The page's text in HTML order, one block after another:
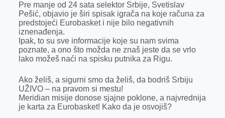
Pre manje od 24 sata selektor Srbije, Svetislav
Pešić, objavio je širi spisak igrača na koje računa za
predstojeći Eurobasket i nije bilo negativnih
iznenađenja.
Ipak, to su sve informacije koje su nam svima
poznate, a ono što možda ne znaš jeste da se vrlo
lako možeš naći na spisku putnika za Rigu.
Ako želiš, a sigurni smo da želiš, da bodriš Srbiju
UŽIVO – na pravom si mestu!
Meridian misije donose sjajne poklone, a najvrednija
je karta za Eurobasket! Kako da je osvojiš?